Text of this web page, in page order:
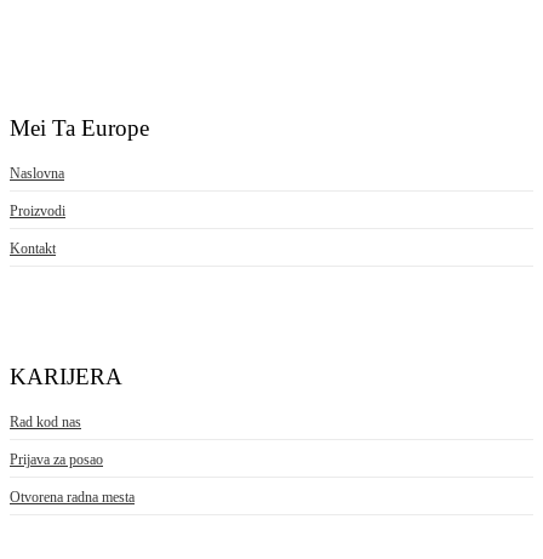
Mei Ta Europe
Naslovna
Proizvodi
Kontakt
KARIJERA
Rad kod nas
Prijava za posao
Otvorena radna mesta